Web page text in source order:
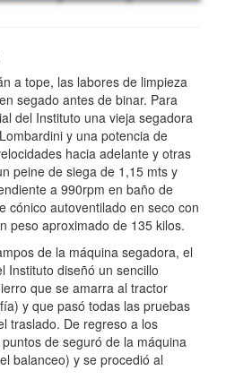
a tope, las labores de limpieza
segado antes de binar. Para
del Instituto una vieja segadora
y una potencia de
hacia adelante y otras
peine de siega de 1,15 mts y
a 990rpm en baño de
cónico autoventilado en seco con
peso aproximado de 135 kilos.
de la máquina segadora, el
Instituto diseñó un sencillo
que se amarra al tractor
y que pasó todas las pruebas
traslado. De regreso a los
de seguró de la máquina
balanceo) y se procedió al